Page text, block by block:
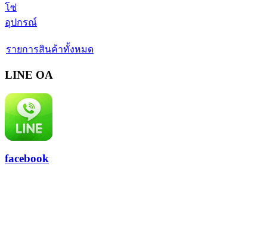
โซ่
อุปกรณ์
รายการสินค้าทั้งหมด
LINE OA
facebook